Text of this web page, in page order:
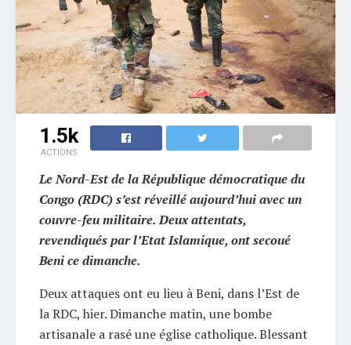
1.5k
ACTIONS
Le Nord-Est de la République démocratique du
Congo (RDC) s’est réveillé aujourd’hui avec un
couvre-feu militaire. Deux attentats,
revendiqués par l’Etat Islamique, ont secoué
Beni ce dimanche.
Deux attaques ont eu lieu à Beni, dans l’Est de
la RDC, hier. Dimanche matin, une bombe
artisanale a rasé une église catholique. Blessant